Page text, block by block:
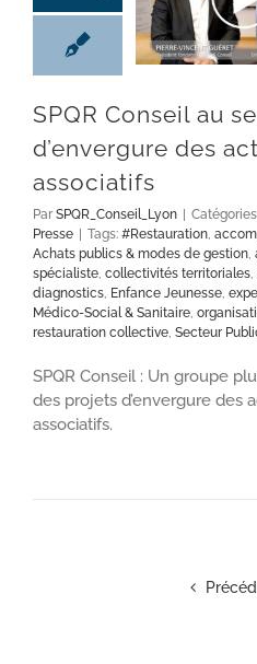
SPQR Conseil au
d’envergure des
associatifs
Par SPQR_Conseil_Lyon |
Presse | Tags: #Restauration,
Achats publics & modes de gestion,
spécialiste, collectivités territoriales,
diagnostics, Enfance Jeunesse,
Médico-Social & Sanitaire,
restauration collective, Secteur
SPQR Conseil : Un groupe
des projets d’envergure des
associatifs.